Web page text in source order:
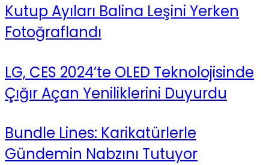
Kutup Ayıları Balina Leşini Yerken
Fotoğraflandı
LG, CES 2024’te OLED Teknolojisinde
Çığır Açan Yeniliklerini Duyurdu
Bundle Lines: Karikatürlerle
Gündemin Nabzını Tutuyor